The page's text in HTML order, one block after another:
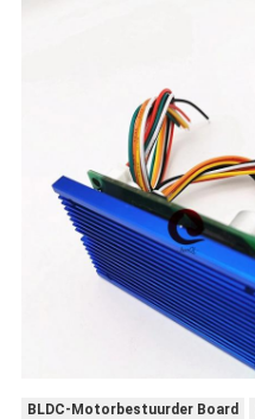
BLDC-Motorbestuurder Board